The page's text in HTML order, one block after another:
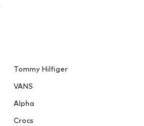
Tommy Hilfiger
VANS
Alpha
Crocs